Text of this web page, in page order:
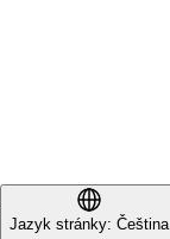
Jazyk stránky: Čeština